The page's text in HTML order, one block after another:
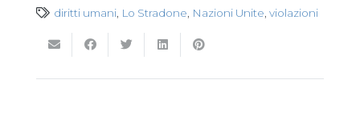
diritti umani, Lo Stradone, Nazioni Unite,violazioni